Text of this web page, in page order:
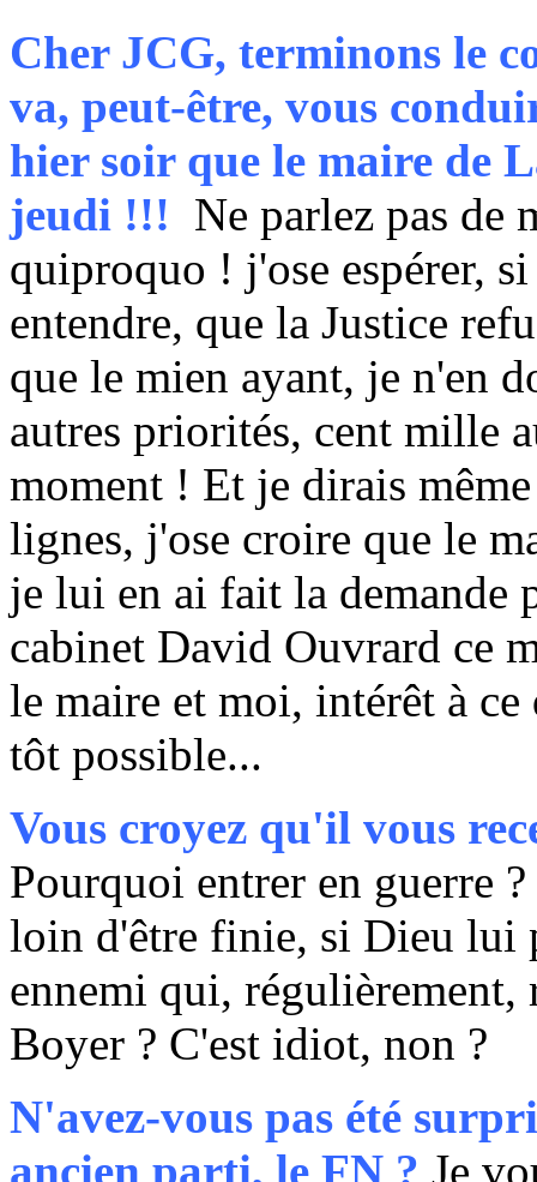
Cher JCG, terminons le
va, peut-être, vous
hier soir que le maire de
jeudi !!! Ne parlez pas de
quiproquo ! j'ose espérer,
entendre, que la Justice
que le mien ayant, je n'en
autres priorités, cent mille
moment ! Et je dirais
lignes, j'ose croire que le
je lui en ai fait la demande
cabinet David Ouvrard ce
le maire et moi, intérêt à
tôt possible...
Vous croyez qu'il vous
Pourquoi entrer en guerre
loin d'être finie, si Dieu lui
ennemi qui, régulièrement,
Boyer ? C'est idiot, non ?
N'avez-vous pas été
ancien parti, le FN ? Je